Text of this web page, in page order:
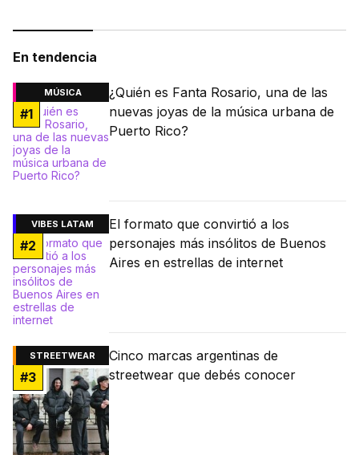
En tendencia
MÚSICA
#1
¿Quién es Fanta Rosario, una de las
nuevas joyas de la música urbana de
Puerto Rico?
VIBES LATAM
#2
El formato que convirtió a los
personajes más insólitos de Buenos
Aires en estrellas de internet
STREETWEAR
#3
Cinco marcas argentinas de
streetwear que debés conocer